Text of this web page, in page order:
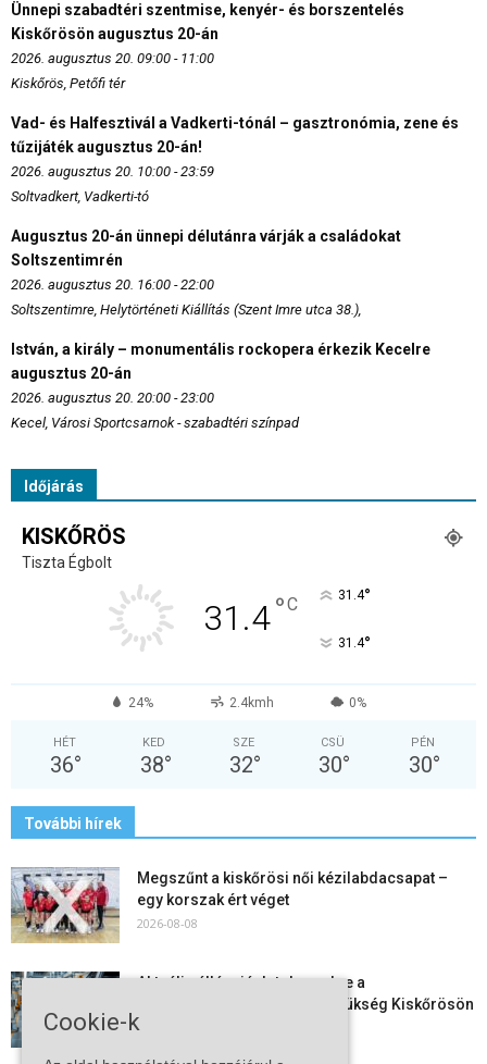
Ünnepi szabadtéri szentmise, kenyér- és borszentelés
Kiskőrösön augusztus 20-án
2026. augusztus 20. 09:00 - 11:00
Kiskőrös, Petőfi tér
Vad- és Halfesztivál a Vadkerti-tónál – gasztronómia, zene és
tűzijáték augusztus 20-án!
2026. augusztus 20. 10:00 - 23:59
Soltvadkert, Vadkerti-tó
Augusztus 20-án ünnepi délutánra várják a családokat
Soltszentimrén
2026. augusztus 20. 16:00 - 22:00
Soltszentimre, Helytörténeti Kiállítás (Szent Imre utca 38.),
István, a király – monumentális rockopera érkezik Kecelre
augusztus 20-án
2026. augusztus 20. 20:00 - 23:00
Kecel, Városi Sportcsarnok - szabadtéri színpad
Időjárás
KISKŐRÖS
Tiszta Égbolt
31.4°C 31.4°
31.4°
24% 2.4kmh 0%
HÉT
36°
KED
38°
SZE
32°
CSÜ
30°
PÉN
30°
További hírek
Megszűnt a kiskőrösi női kézilabdacsapat –
egy korszak ért véget
2026-08-08
Aktuális állásajánlatok: ezekre a
munkavállalókra van most szükség Kiskőrösön
és a...
Cookie-k